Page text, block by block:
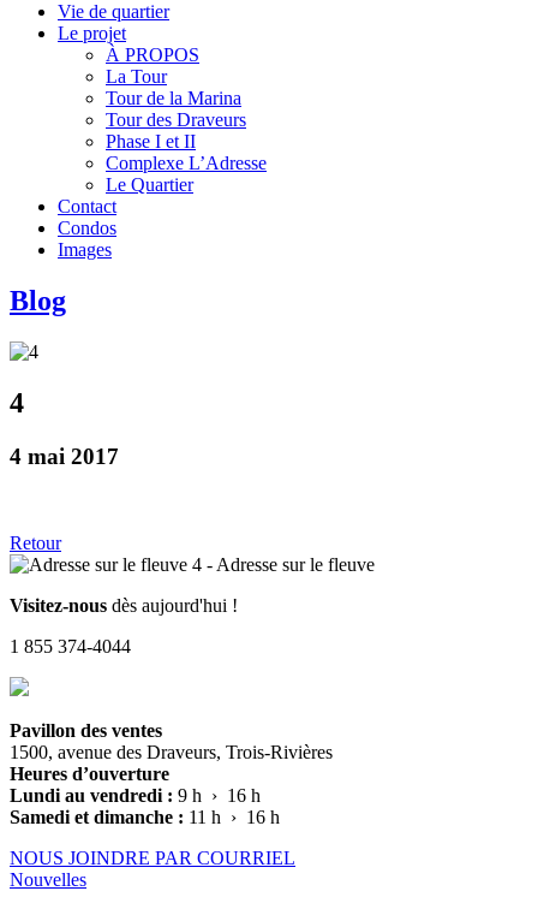
Vie de quartier
Le projet
À PROPOS
La Tour
Tour de la Marina
Tour des Draveurs
Phase I et II
Complexe L’Adresse
Le Quartier
Contact
Condos
Images
Blog
4
4 mai 2017
Retour
Visitez-nous dès aujourd'hui !
1 855 374-4044
Pavillon des ventes
1500, avenue des Draveurs, Trois-Rivières
Heures d’ouverture
Lundi au vendredi : 9 h › 16 h
Samedi et dimanche : 11 h › 16 h
NOUS JOINDRE PAR COURRIEL
Nouvelles